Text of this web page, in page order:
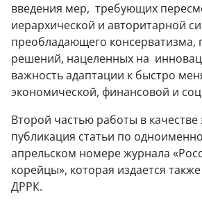
введения мер, требующих
иерархической и авторитарной
преобладающего консерватизма,
решений, нацеленных на
важность адаптации к быстро
экономической, финансовой и
Второй частью работы в качестве
публикация статьи по
апрельском номере журнала
корейцы», которая издается
ДРРК.